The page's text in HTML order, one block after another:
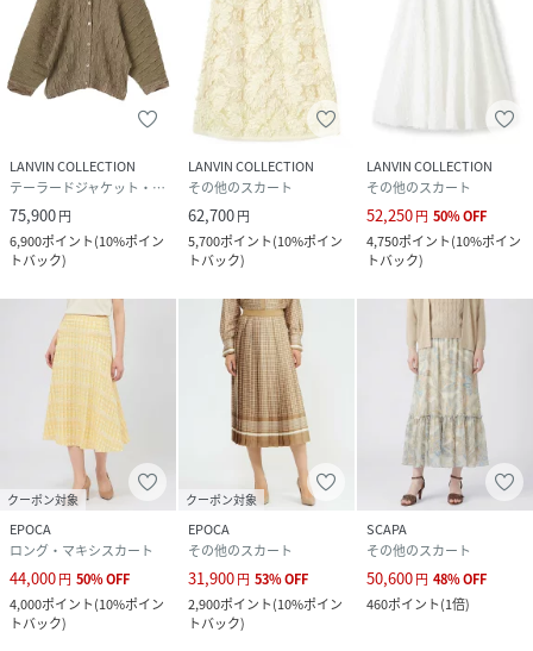
LANVIN COLLECTION
テーラードジャケット・ブレザー
75,900円
6,900ポイント(10%ポイン
トバック)
LANVIN COLLECTION
その他のスカート
62,700円
5,700ポイント(10%ポイン
トバック)
LANVIN COLLECTION
その他のスカート
52,250円 50%OFF
4,750ポイント(10%ポイン
トバック)
クーポン対象
EPOCA
ロング・マキシスカート
44,000円 50%OFF
4,000ポイント(10%ポイン
トバック)
クーポン対象
EPOCA
その他のスカート
31,900円 53%OFF
2,900ポイント(10%ポイン
トバック)
SCAPA
その他のスカート
50,600円 48%OFF
460ポイント(1倍)